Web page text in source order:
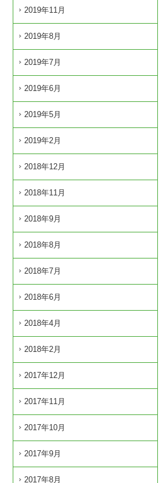
2019年11月
2019年8月
2019年7月
2019年6月
2019年5月
2019年2月
2018年12月
2018年11月
2018年9月
2018年8月
2018年7月
2018年6月
2018年4月
2018年2月
2017年12月
2017年11月
2017年10月
2017年9月
2017年8月